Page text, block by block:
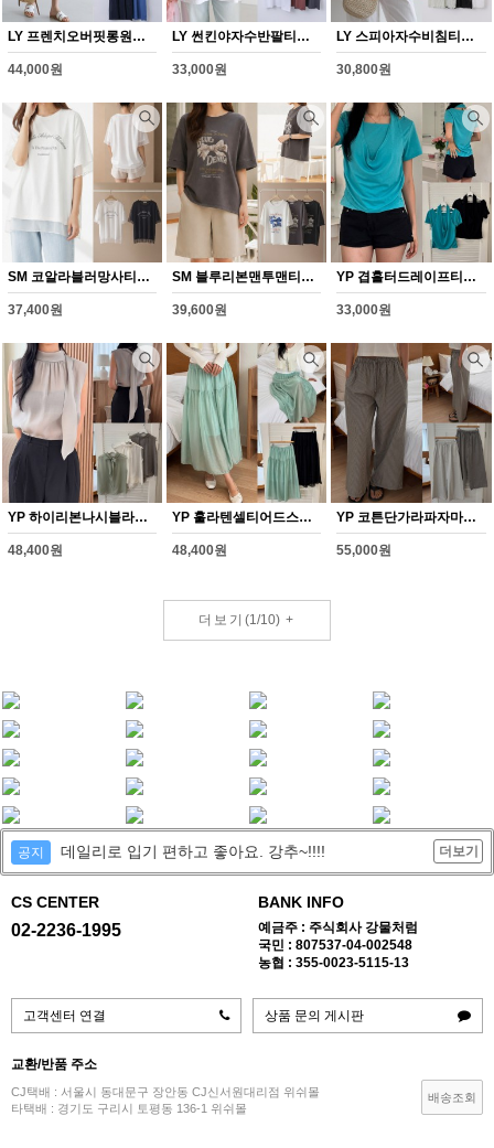
LY 프렌치오버핏롱원피스(Y344H608)
44,000원
LY 썬킨야자수반팔티셔츠(Y342H608)
33,000원
LY 스피아자수비침티셔츠(Y343H608)
30,800원
SM 코알라블러망사티셔츠(Y332H607)
37,400원
SM 블루리본맨투맨티셔츠(Y333H607)
39,600원
YP 겹홀터드레이프티셔츠(Y334H607)
33,000원
YP 하이리본나시블라우스(Y335H607)
48,400원
YP 훌라텐셀티어드스커트(Y336H607)
48,400원
YP 코튼단가라파자마팬츠(Y337H607)
55,000원
더보기 (1/10) +
공지 데일리로 입기 편하고 좋아요. 강추~!!!! 더보기
CS CENTER
02-2236-1995
BANK INFO
예금주 : 주식회사 강물처럼
국민 : 807537-04-002548
농협 : 355-0023-5115-13
고객센터 연결 상품 문의 게시판
교환/반품 주소
CJ택배 : 서울시 동대문구 장안동 CJ신서원대리점 위쉬몰
타택배 : 경기도 구리시 토평동 136-1 위쉬몰
배송조회